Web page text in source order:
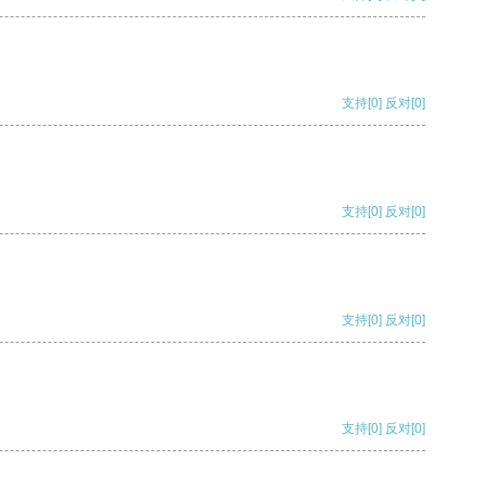
支持[0] 反对[0]
支持[0] 反对[0]
支持[0] 反对[0]
支持[0] 反对[0]